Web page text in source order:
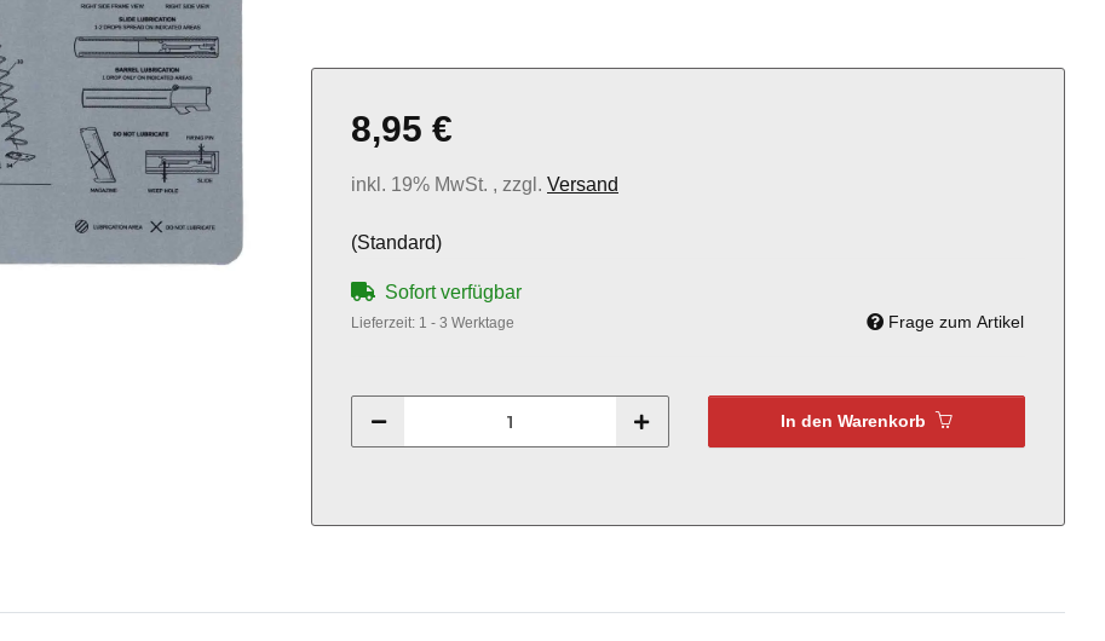
8,95 €
inkl. 19% MwSt. , zzgl. Versand
(Standard)
Sofort verfügbar
Lieferzeit: 1 - 3 Werktage Frage zum Artikel
In den Warenkorb